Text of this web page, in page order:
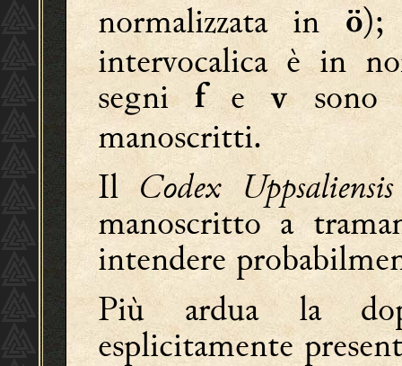
normalizzata in
ö);
intervocalica è in
segnifevsono
manoscritti.
IlCodex Uppsaliensis
manoscritto a
intendere
Più ardua la
esplicitamente